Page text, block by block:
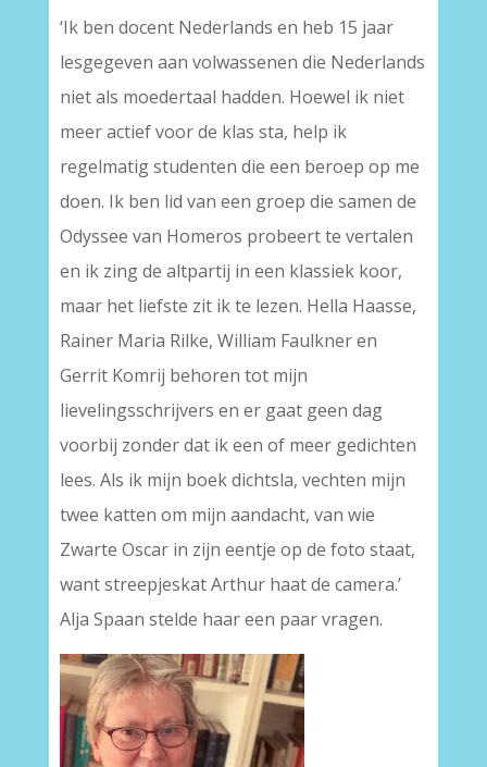
‘Ik ben docent Nederlands en heb 15 jaar
lesgegeven aan volwassenen die Nederlands
niet als moedertaal hadden. Hoewel ik niet
meer actief voor de klas sta, help ik
regelmatig studenten die een beroep op me
doen. Ik ben lid van een groep die samen de
Odyssee van Homeros probeert te vertalen
en ik zing de altpartij in een klassiek koor,
maar het liefste zit ik te lezen. Hella Haasse,
Rainer Maria Rilke, William Faulkner en
Gerrit Komrij behoren tot mijn
lievelingsschrijvers en er gaat geen dag
voorbij zonder dat ik een of meer gedichten
lees. Als ik mijn boek dichtsla, vechten mijn
twee katten om mijn aandacht, van wie
Zwarte Oscar in zijn eentje op de foto staat,
want streepjeskat Arthur haat de camera.’
Alja Spaan stelde haar een paar vragen.